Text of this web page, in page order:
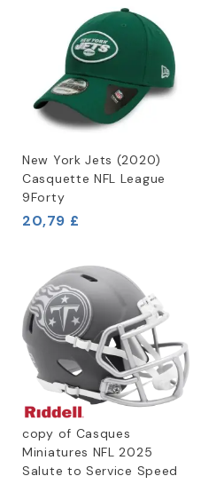
New York Jets (2020)
Casquette NFL League
9Forty
20,79 £
copy of Casques
Miniatures NFL 2025
Salute to Service Speed